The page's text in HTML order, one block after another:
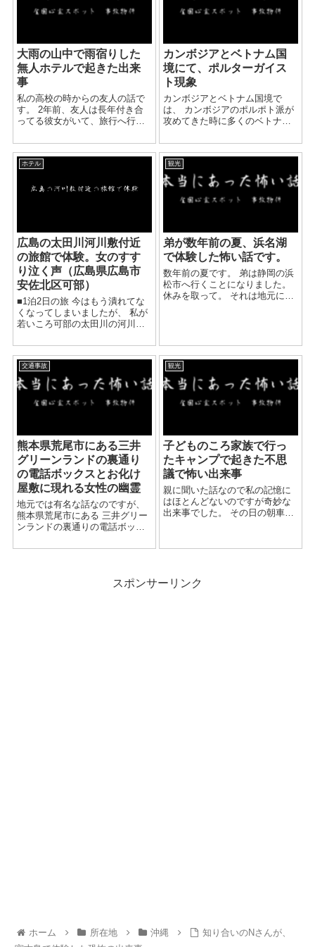
大雨の山中で雨宿りした
無人ホテルで起きた出来
事
私の高校の時からの友人の話で
す。 2年前、友人は長年付き合
ってる彼女がいて、旅行へ行こ
く、 移動は友人の車でその旅行
先のホテルまで行くことになっ
たそうです。 出発当日、天候が
カンボジアとベトナム国
境にて、ポルターガイス
ト現象
カンボジアとベトナム国境で
は、 カンボジアのポルポト派が
攻めてきた時に多くのベトナム
いうのを知っていました。 その
現場を見たくて訪問したのです
が、 ホテルはもちろん鍵はある
けれど輪っかに先のまが...
ホテル
広島の太田川河川敷付近
の旅館で体験。女のすす
り泣く声（広島県広島市
安佐北区可部）
■1泊2日の旅 今はもう潰れてな
くなってしまいましたが、 私が
若いころ可部の太田川の河川敷
す。 気の知れた友人数人と泊ま
りました。 いたって普通の旅館
でこれといった特徴もなく、ど
こか民宿の...
観光
弟が数年前の夏、浜名湖
で体験した怖い話です。
数年前の夏です。 弟は静岡の浜
松市へ行くことになりました。
休みを取って。 それは地元に居
交通事故
熊本県荒尾市にある三井
グリーンランドの裏通り
の電話ボックスとお化け
屋敷に現れる女性の幽霊
地元では有名な話なのですが、
熊本県荒尾市にある 三井グリー
ンランドの裏通りの電話ボック
リーンランドの裏通りには 一台
観光
子どものころ家族で行っ
たキャンプで起きた不思
議で怖い出来事
親に聞いた話なので私の記憶に
はほとんどないのですが奇妙な
出来事でした。 その日の朝車に
ち車に乗ったそうです。 現地に
スポンサーリンク
ホーム 所在地 沖縄
知り合いのNさんが、